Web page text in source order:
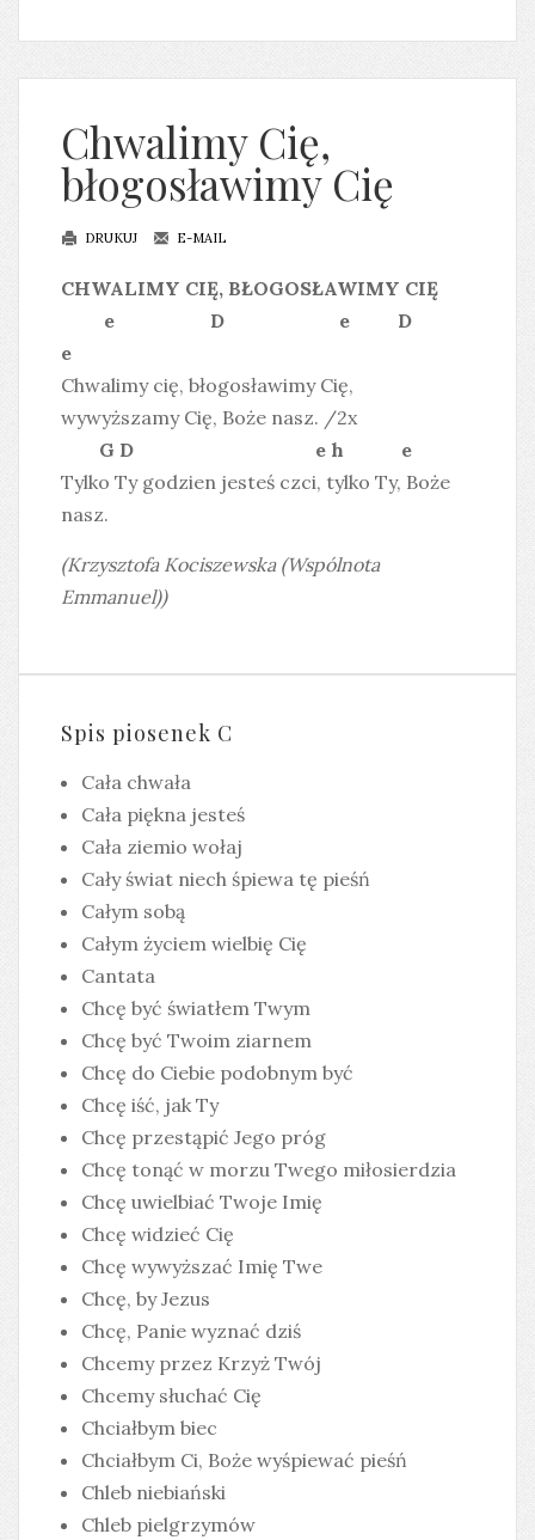
Chwalimy Cię,
błogosławimy Cię
DRUKUJ E-MAIL
CHWALIMY CIĘ, BŁOGOSŁAWIMY CIĘ
e D e D
e
Chwalimy cię, błogosławimy Cię,
wywyższamy Cię, Boże nasz. /2x
G D e h e
Tylko Ty godzien jesteś czci, tylko Ty, Boże
nasz.
(Krzysztofa Kociszewska (Wspólnota
Emmanuel))
Spis piosenek C
Cała chwała
Cała piękna jesteś
Cała ziemio wołaj
Cały świat niech śpiewa tę pieśń
Całym sobą
Całym życiem wielbię Cię
Cantata
Chcę być światłem Twym
Chcę być Twoim ziarnem
Chcę do Ciebie podobnym być
Chcę iść, jak Ty
Chcę przestąpić Jego próg
Chcę tonąć w morzu Twego miłosierdzia
Chcę uwielbiać Twoje Imię
Chcę widzieć Cię
Chcę wywyższać Imię Twe
Chcę, by Jezus
Chcę, Panie wyznać dziś
Chcemy przez Krzyż Twój
Chcemy słuchać Cię
Chciałbym biec
Chciałbym Ci, Boże wyśpiewać pieśń
Chleb niebiański
Chleb pielgrzymów